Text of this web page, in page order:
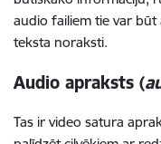
audio failiem tie var būt
teksta noraksti.
Audio apraksts (
Tas ir video satura